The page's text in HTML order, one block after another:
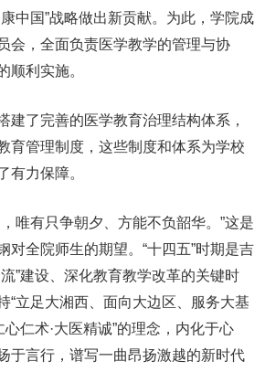
中国”战略做出新贡献。为此，学院成
会，全面负责医学教学的管理与协
顺利实施。
建了完善的医学教育治理结构体系，
育管理制度，这些制度和体系为学校
有力保障。
唯有只争朝夕、方能不负韶华。”这是
对全院师生的期望。“十四五”时期是吉
”建设、深化教育教学改革的关键时
“立足大湘西、面向大边区、服务大基
心仁术·大医精诚”的理念，内化于心
于言行，谱写一曲昂扬激越的新时代